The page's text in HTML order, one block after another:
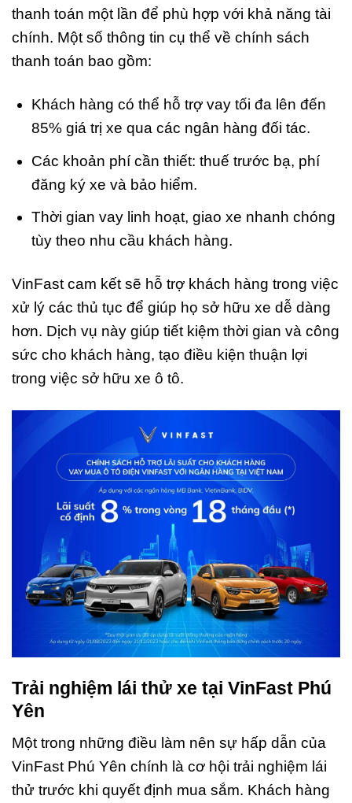
thanh toán một lần để phù hợp với khả năng tài
chính. Một số thông tin cụ thể về chính sách
thanh toán bao gồm:
Khách hàng có thể hỗ trợ vay tối đa lên đến
85% giá trị xe qua các ngân hàng đối tác.
Các khoản phí cần thiết: thuế trước bạ, phí
đăng ký xe và bảo hiểm.
Thời gian vay linh hoạt, giao xe nhanh chóng
tùy theo nhu cầu khách hàng.
VinFast cam kết sẽ hỗ trợ khách hàng trong việc
xử lý các thủ tục để giúp họ sở hữu xe dễ dàng
hơn. Dịch vụ này giúp tiết kiệm thời gian và công
sức cho khách hàng, tạo điều kiện thuận lợi
trong việc sở hữu xe ô tô.
Trải nghiệm lái thử xe tại VinFast Phú
Yên
Một trong những điều làm nên sự hấp dẫn của
VinFast Phú Yên chính là cơ hội trải nghiệm lái
thử trước khi quyết định mua sắm. Khách hàng